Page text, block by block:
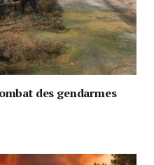
des gendarmes